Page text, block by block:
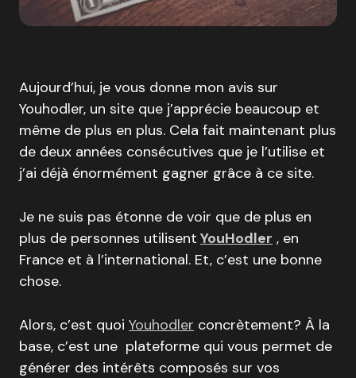
Aujourd’hui, je vous donne mon avis sur
Youhodler, un site que j’apprécie beaucoup et
même de plus en plus. Cela fait maintenant plus
de deux années consécutives que je l’utilise et
j’ai déjà énormément gagner grâce à ce site.
Je ne suis pas étonne de voir que de plus en
plus de personnes utilisent YouHodler , en
France et à l’international. Et, c’est une bonne
chose.
Alors, c’est quoi Youhodler concrètement? À la
base, c’est une plateforme qui vous permet de
générer des intérêts composés sur vos